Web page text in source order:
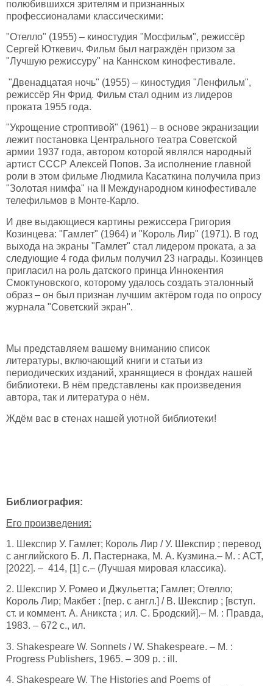
полюбившихся зрителям и признанных
профессионалами классическими:
"Отелло" (1955) – киностудия "Мосфильм", режиссёр
Сергей Юткевич. Фильм был награждён призом за
"Лучшую режиссуру" на Каннском кинофестивале.
"Двенадцатая ночь" (1955) – киностудия "Ленфильм",
режиссёр Ян Фрид. Фильм стал одним из лидеров
проката 1955 года.
"Укрощение строптивой" (1961) – в основе экранизации
лежит постановка Центрального театра Советской
армии 1937 года, автором которой являлся народный
артист СССР Алексей Попов. За исполнение главной
роли в этом фильме Людмила Касаткина получила приз
"Золотая нимфа" на II Международном кинофестивале
телефильмов в Монте-Карло.
И две выдающиеся картины режиссера Григория
Козинцева: "Гамлет" (1964) и "Король Лир" (1971). В год
выхода на экраны "Гамлет" стал лидером проката, а за
следующие 4 года фильм получил 23 награды. Козинцев
пригласил на роль датского принца Иннокентия
Смоктуновского, которому удалось создать эталонный
образ – он был признан лучшим актёром года по опросу
журнала "Советский экран".
Мы представляем вашему вниманию список
литературы, включающий книги и статьи из
периодических изданий, хранящиеся в фондах нашей
библиотеки. В нём представлены как произведения
автора, так и литература о нём.
Ждём вас в стенах нашей уютной библиотеки!
Библиография:
Его произведения:
1. Шекспир У. Гамлет; Король Лир / У. Шекспир ; перевод
с английского Б. Л. Пастернака, М. А. Кузмина.– М. : АСТ,
[2022]. – 414, [1] с.– (Лучшая мировая классика).
2. Шекспир У. Ромео и Джульетта; Гамлет; Отелло;
Король Лир; Макбет : [пер. с англ.] / В. Шекспир ; [вступ.
ст. и коммент. А. Аникста ; ил. С. Бродский].– М. : Правда,
1983. – 672 с., ил.
3. Shakespeare W. Sonnets / W. Shakespeare. – M. :
Progress Publishers, 1965. – 309 p. : ill.
4. Shakespeare W. The Histories and Poems of